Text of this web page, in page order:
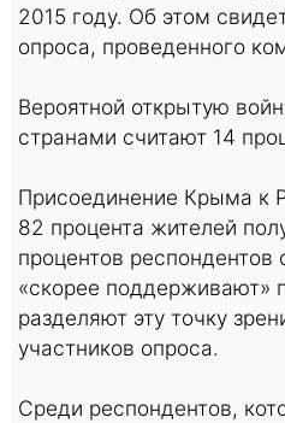
2015 году. Об этом
опроса, проведенного
Вероятной открытую
странами считают 14
Присоединение Крыма к
82 процента жителей
процентов респондентов
«скорее поддерживают»
разделяют эту точку
участников опроса.
Среди респондентов,